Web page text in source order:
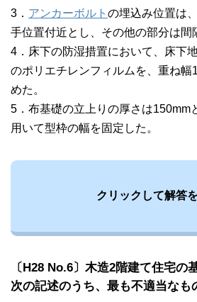
3． アンカーボルト の埋込み位置は
手位置付近とし、その他の部分は間
4．床下の防湿措置において、床下
のポリエチレンフィルムを、重ね幅
めた。
5．布基礎の立上りの厚さは150mm
用いて型枠の幅を固定した。
クリックして解答
〔H28 No.6〕木造2階建て住宅の
次の記述のうち、最も不適当なも